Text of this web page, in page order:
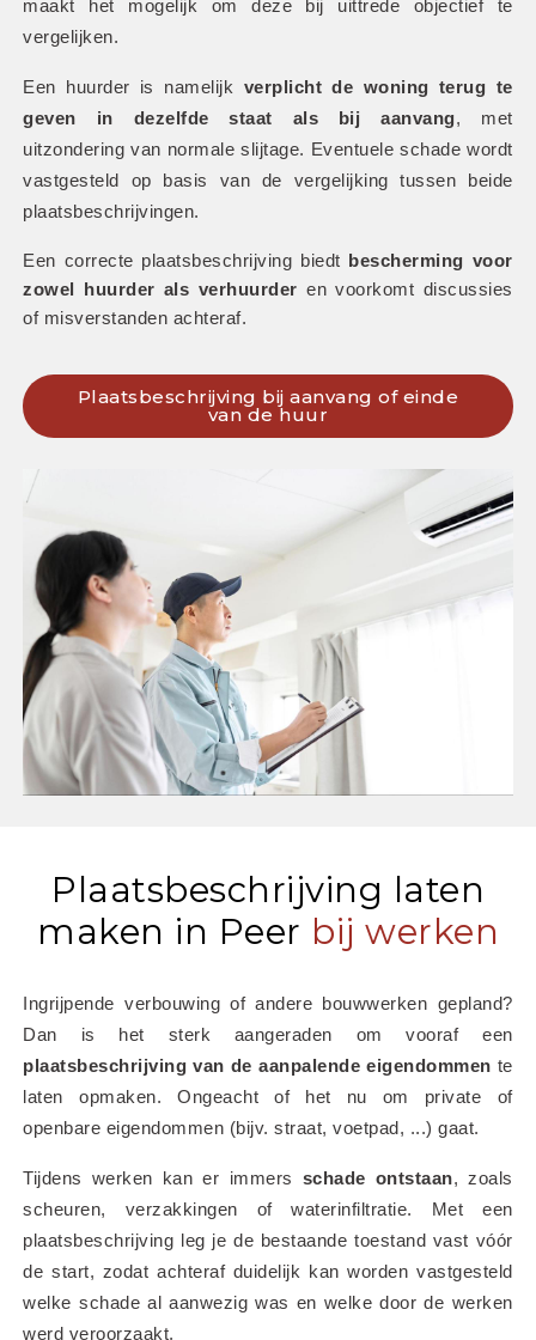
maakt het mogelijk om deze bij uittrede objectief te
vergelijken.
Een huurder is namelijk verplicht de woning terug te
geven in dezelfde staat als bij aanvang, met
uitzondering van normale slijtage. Eventuele schade wordt
vastgesteld op basis van de vergelijking tussen beide
plaatsbeschrijvingen.
Een correcte plaatsbeschrijving biedt
bescherming voor
zowel huurder als verhuurder en voorkomt discussies
of misverstanden achteraf.
Plaatsbeschrijving bij aanvang of einde
van de huur
Plaatsbeschrijving laten
maken in Peer bij werken
Ingrijpende verbouwing of andere bouwwerken gepland?
plaatsbeschrijving van de aanpalende eigendommen te
laten opmaken. Ongeacht of het nu om private of
openbare eigendommen (bijv. straat, voetpad, ...) gaat.
Tijdens werken kan er immers schade ontstaan, zoals
scheuren, verzakkingen of waterinfiltratie. Met een
plaatsbeschrijving leg je de bestaande toestand vast vóór
de start, zodat achteraf duidelijk kan worden vastgesteld
welke schade al aanwezig was en welke door de werken
werd veroorzaakt.